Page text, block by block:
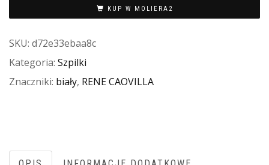
KUP W MOLIERA2
SKU: d72e33ebaa8c
Kategoria: Szpilki
Znaczniki: biały, RENE CAOVILLA